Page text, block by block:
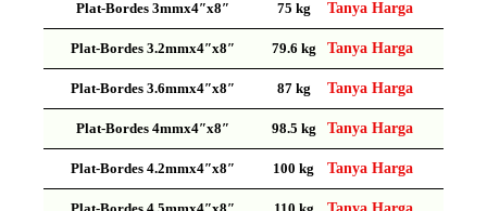
Plat-Bordes 3mmx4″x8″ 75 kg Tanya Harga
Plat-Bordes 3.2mmx4″x8″ 79.6 kg Tanya Harga
Plat-Bordes 3.6mmx4″x8″ 87 kg Tanya Harga
Plat-Bordes 4mmx4″x8″ 98.5 kg Tanya Harga
Plat-Bordes 4.2mmx4″x8″ 100 kg Tanya Harga